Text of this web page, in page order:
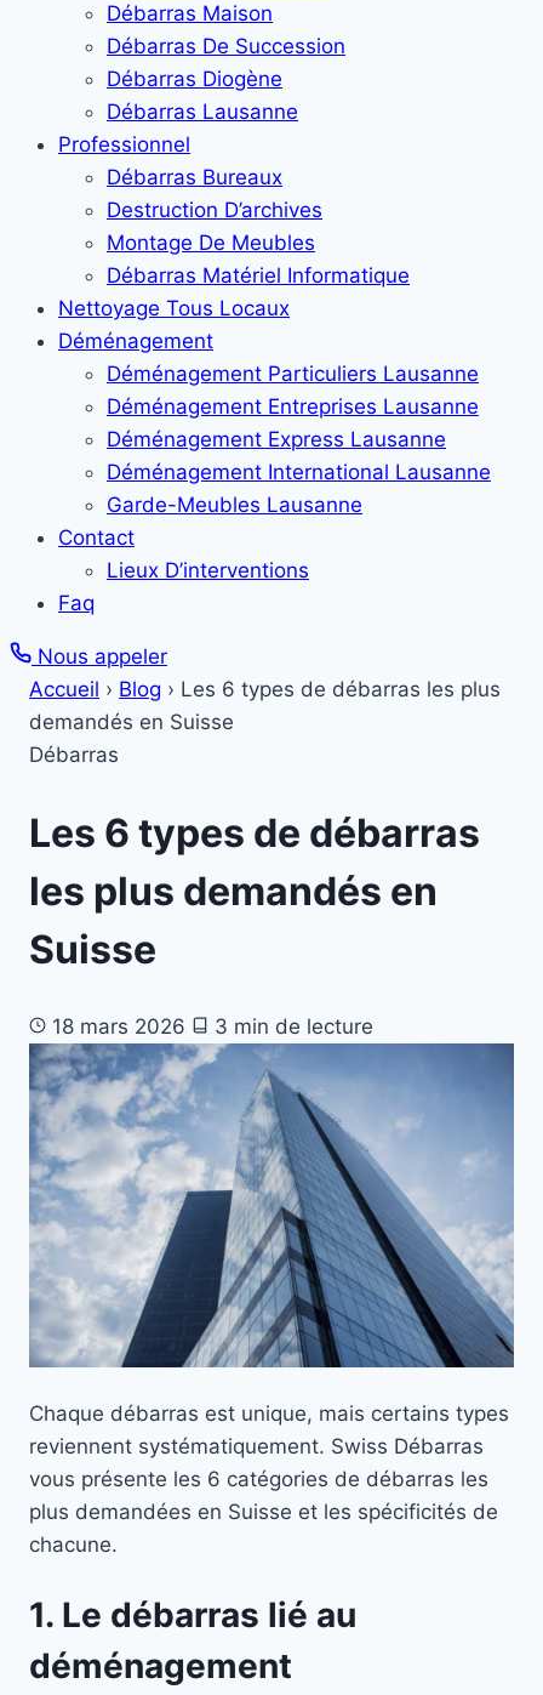
Débarras Maison
Débarras De Succession
Débarras Diogène
Débarras Lausanne
Professionnel
Débarras Bureaux
Destruction D’archives
Montage De Meubles
Débarras Matériel Informatique
Nettoyage Tous Locaux
Déménagement
Déménagement Particuliers Lausanne
Déménagement Entreprises Lausanne
Déménagement Express Lausanne
Déménagement International Lausanne
Garde-Meubles Lausanne
Contact
Lieux D’interventions
Faq
Nous appeler
Accueil › Blog › Les 6 types de débarras les plus
demandés en Suisse
Débarras
Les 6 types de débarras
les plus demandés en
Suisse
18 mars 2026 3 min de lecture
Chaque débarras est unique, mais certains types
reviennent systématiquement. Swiss Débarras
vous présente les 6 catégories de débarras les
plus demandées en Suisse et les spécificités de
chacune.
1. Le débarras lié au
déménagement